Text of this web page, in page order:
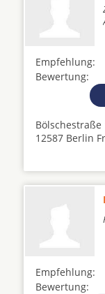
Empfehlung:
Bewertung:
Bölschestraße
12587 Berlin
Empfehlung:
Bewertung: